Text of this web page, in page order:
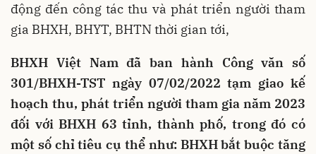
động đến công tác thu và phát triển người tham
gia BHXH, BHYT, BHTN thời gian tới,
BHXH Việt Nam đã ban hành Công văn số
301/BHXH-TST ngày 07/02/2022 tạm giao kế
hoạch thu, phát triển người tham gia năm 2023
đối với BHXH 63 tỉnh, thành phố, trong đó có
một số chỉ tiêu cụ thể như: BHXH bắt buộc tăng